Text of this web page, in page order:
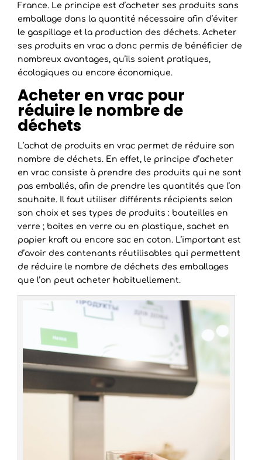
France. Le principe est d’acheter ses produits sans
emballage dans la quantité nécessaire afin d’éviter
le gaspillage et la production des déchets. Acheter
ses produits en vrac a donc permis de bénéficier de
nombreux avantages, qu’ils soient pratiques,
écologiques ou encore économique.
Acheter en vrac pour
réduire le nombre de
déchets
L’achat de produits en vrac permet de réduire son
nombre de déchets. En effet, le principe d’acheter
en vrac consiste à prendre des produits qui ne sont
pas emballés, afin de prendre les quantités que l’on
souhaite. Il faut utiliser différents récipients selon
son choix et ses types de produits : bouteilles en
verre ; boites en verre ou en plastique, sachet en
papier kraft ou encore sac en coton. L’important est
d’avoir des contenants réutilisables qui permettent
de réduire le nombre de déchets des emballages
que l’on peut acheter habituellement.